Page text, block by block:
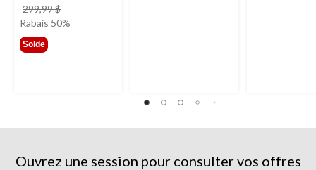
299,99 $
était
Rabais 50%
Solde
Ouvrez une session pour consulter vos offres